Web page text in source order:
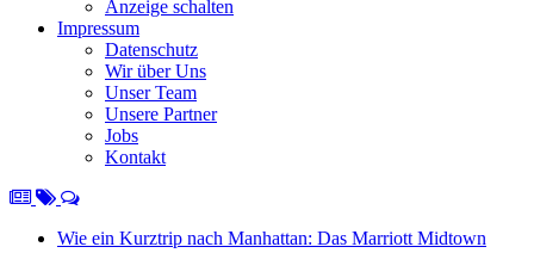
Anzeige schalten
Impressum
Datenschutz
Wir über Uns
Unser Team
Unsere Partner
Jobs
Kontakt
Wie ein Kurztrip nach Manhattan: Das Marriott Midtown